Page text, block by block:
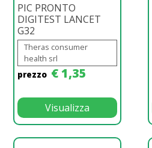
PIC PRONTO
DIGITEST LANCET
G32
Theras consumer
health srl
prezzo € 1,35
Visualizza